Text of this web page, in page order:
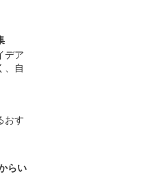
デア
、自
おす
らい